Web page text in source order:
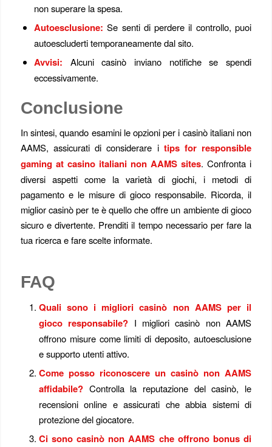
non superare la spesa.
Autoesclusione: Se senti di perdere il controllo, puoi
autoescluderti temporaneamente dal sito.
Avvisi: Alcuni casinò inviano notifiche se spendi
eccessivamente.
Conclusione
In sintesi, quando esamini le opzioni per i casinò italiani non
AAMS, assicurati di considerare i tips for responsible
gaming at casino italiani non AAMS sites. Confronta i
diversi aspetti come la varietà di giochi, i metodi di
pagamento e le misure di gioco responsabile. Ricorda, il
miglior casinò per te è quello che offre un ambiente di gioco
sicuro e divertente. Prenditi il tempo necessario per fare la
tua ricerca e fare scelte informate.
FAQ
Quali sono i migliori casinò non AAMS per il
gioco responsabile? I migliori casinò non AAMS
offrono misure come limiti di deposito, autoesclusione
e supporto utenti attivo.
Come posso riconoscere un casinò non AAMS
affidabile?Controlla la reputazione del casinò, le
recensioni online e assicurati che abbia sistemi di
protezione del giocatore.
Ci sono casinò non AAMS che offrono bonus di